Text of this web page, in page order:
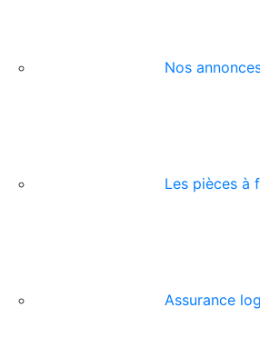
Nos
Les pièces à
Assurance